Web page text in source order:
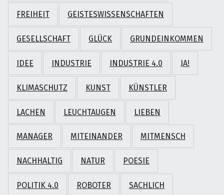
FREIHEIT GEISTESWISSENSCHAFTEN
GESELLSCHAFT GLÜCK GRUNDEINKOMMEN
IDEE INDUSTRIE INDUSTRIE 4.0 JA!
KLIMASCHUTZ KUNST KÜNSTLER
LACHEN LEUCHTAUGEN LIEBEN
MANAGER MITEINANDER MITMENSCH
NACHHALTIG NATUR POESIE
POLITIK 4.0 ROBOTER SACHLICH